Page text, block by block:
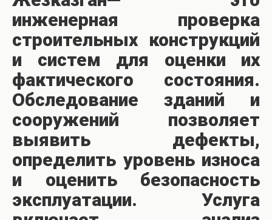
инженерная проверка
строительных конструкций
и систем для оценки их
фактического состояния.
Обследование зданий и
сооружений позволяет
выявить дефекты,
определить уровень износа
и оценить безопасность
эксплуатации. Услуга